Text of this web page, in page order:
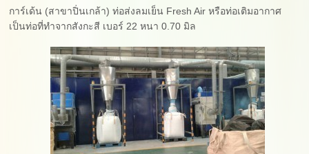
การ์เด้น (สาขาปิ่นเกล้า) ท่อส่งลมเย็น Fresh Air หรือท่อเติมอากาศ
เป็นท่อที่ทำจากสังกะสี เบอร์ 22 หนา 0.70 มิล